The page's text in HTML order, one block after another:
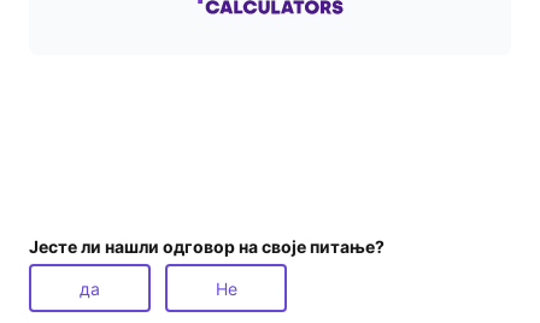
Јесте ли нашли одговор на своје питање?
да Не